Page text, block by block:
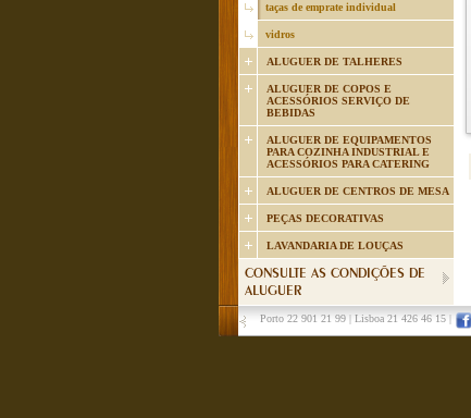
taças de emprate individual
vidros
ALUGUER DE TALHERES
ALUGUER DE COPOS E
ACESSÓRIOS SERVIÇO DE
BEBIDAS
ALUGUER DE EQUIPAMENTOS
PARA COZINHA INDUSTRIAL E
ACESSÓRIOS PARA CATERING
ALUGUER DE CENTROS DE MESA
PEÇAS DECORATIVAS
LAVANDARIA DE LOUÇAS
CONSULTE AS CONDIÇÕES DE
ALUGUER
Porto 22 901 21 99 Lisboa 21 426 46 15